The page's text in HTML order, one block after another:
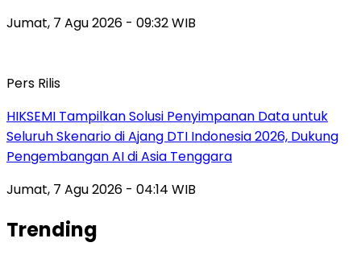
Jumat, 7 Agu 2026 - 09:32 WIB
Pers Rilis
HIKSEMI Tampilkan Solusi Penyimpanan Data untuk
Seluruh Skenario di Ajang DTI Indonesia 2026, Dukung
Pengembangan AI di Asia Tenggara
Jumat, 7 Agu 2026 - 04:14 WIB
Trending